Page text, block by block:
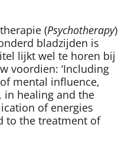
(Psychotherapy)
bladzijden is
lijkt wel te horen bij
voordien: ‘Including
mental influence,
in healing and the
of energies
to the treatment of